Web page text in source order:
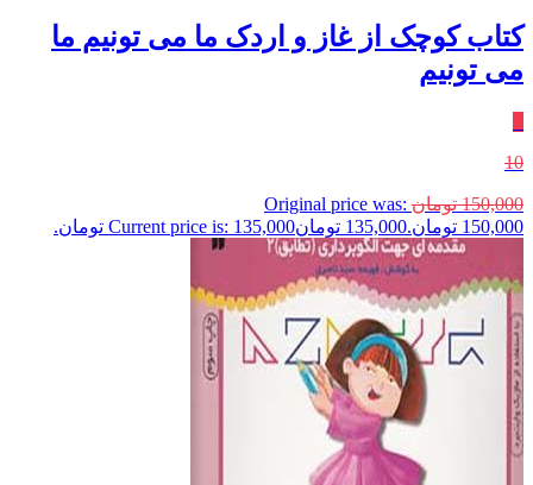
کتاب کوچک از غاز و اردک ما می تونیم ما
می تونیم
10
150,000 تومان Original price was:
150,000 تومان.
135,000 تومانCurrent price is: 135,000 تومان.